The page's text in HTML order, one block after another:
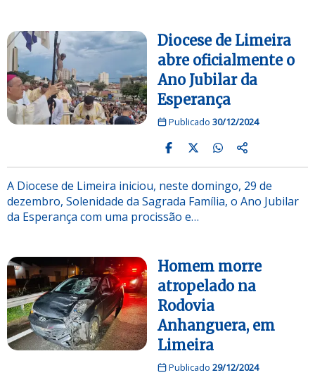
Diocese de Limeira
abre oficialmente o
Ano Jubilar da
Esperança
Publicado 30/12/2024
A Diocese de Limeira iniciou, neste domingo, 29 de
dezembro, Solenidade da Sagrada Família, o Ano Jubilar
da Esperança com uma procissão e…
Homem morre
atropelado na
Rodovia
Anhanguera, em
Limeira
Publicado 29/12/2024